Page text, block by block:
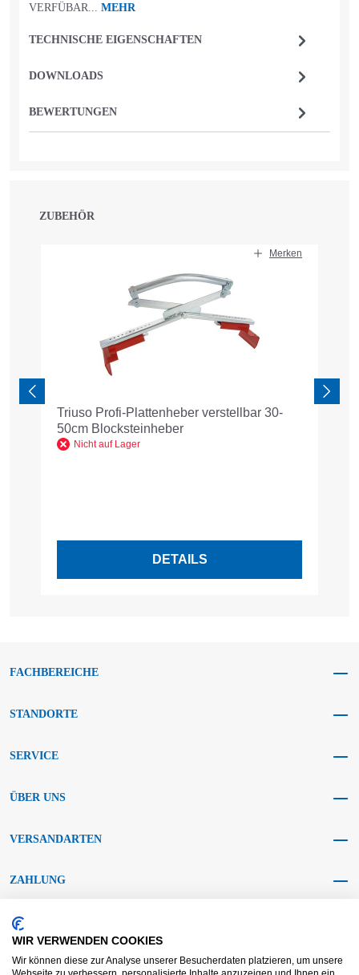
VERFÜBAR... MEHR
TECHNISCHE EIGENSCHAFTEN
DOWNLOADS
BEWERTUNGEN
Produktgalerie überspringen
ZUBEHÖR
Merken
Triuso Profi-Plattenheber verstellbar 30-
50cm Blocksteinheber
Nicht auf Lager
DETAILS
FACHBEREICHE
STANDORTE
SERVICE
ÜBER UNS
VERSANDARTEN
ZAHLUNG
SOCIAL MEDIA
WIR VERWENDEN COOKIES
Wir können diese zur Analyse unserer Besucherdaten platzieren, um unsere